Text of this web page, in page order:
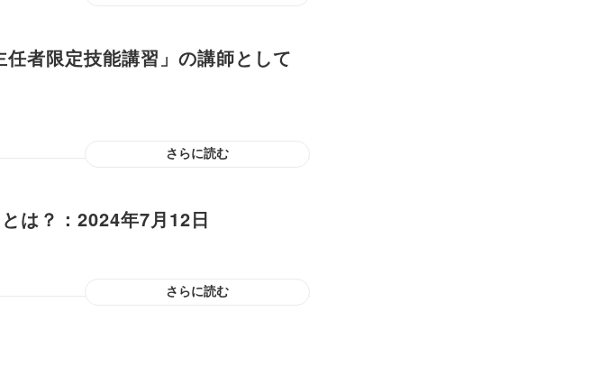
者限定技能講習」の講師として
さらに読む
は？：2024年7月12日
さらに読む